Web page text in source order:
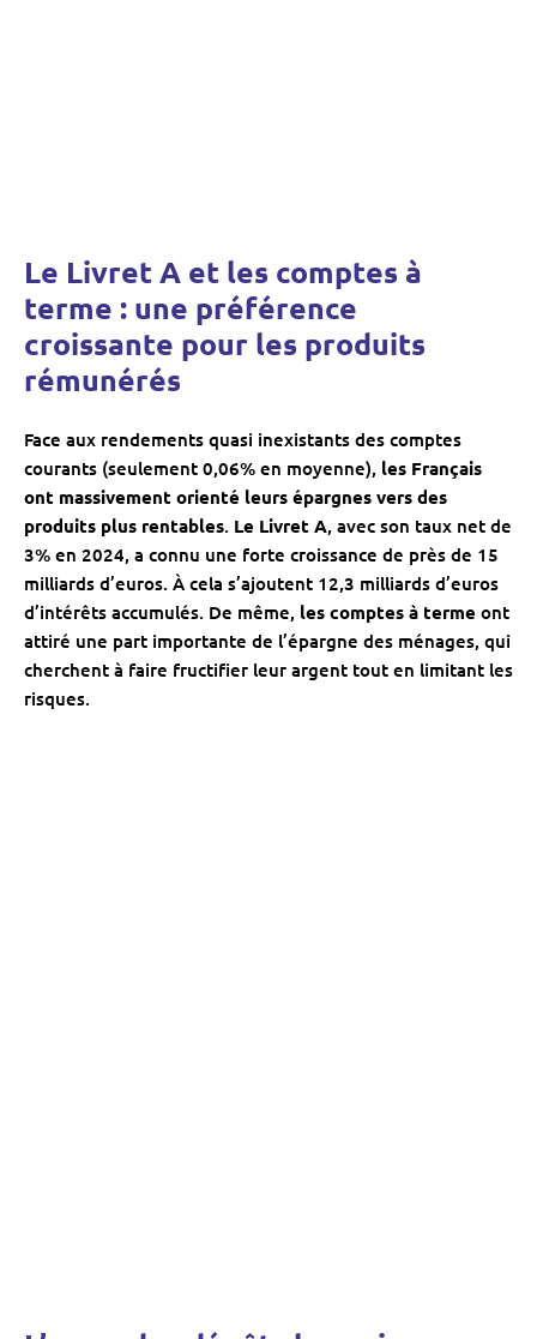
Le Livret A et les comptes à
terme : une préférence
croissante pour les produits
rémunérés
Face aux rendements quasi inexistants des comptes
courants (seulement 0,06% en moyenne), les Français
ont massivement orienté leurs épargnes vers des
produits plus rentables. Le Livret A, avec son taux net de
3% en 2024, a connu une forte croissance de près de 15
milliards d’euros. À cela s’ajoutent 12,3 milliards d’euros
d’intérêts accumulés. De même, les comptes à terme ont
attiré une part importante de l’épargne des ménages, qui
cherchent à faire fructifier leur argent tout en limitant les
risques.